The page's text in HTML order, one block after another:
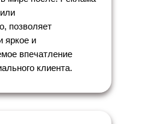
позволяет
яркое и
впечатление
клиента.